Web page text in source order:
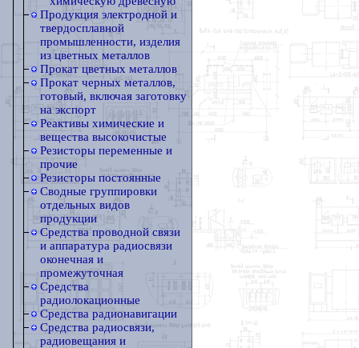
Продукция электродной и
твердосплавной
промышленности, изделия
из цветных металлов
Прокат цветных металлов
Прокат черных металлов,
готовый, включая заготовку
на экспорт
Реактивы химические и
вещества высокочистые
Резисторы переменные и
прочие
Резисторы постоянные
Сводные группировки
отдельных видов
продукции
Средства проводной связи
и аппаратура радиосвязи
оконечная и
промежуточная
Средства
радиолокационные
Средства радионавигации
Средства радиосвязи,
радиовещания и